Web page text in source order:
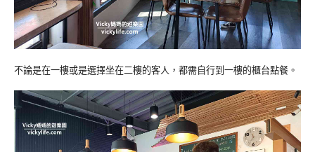
不論是在一樓或是選擇坐在二樓的客人，都需自行到一樓的櫃台點餐。